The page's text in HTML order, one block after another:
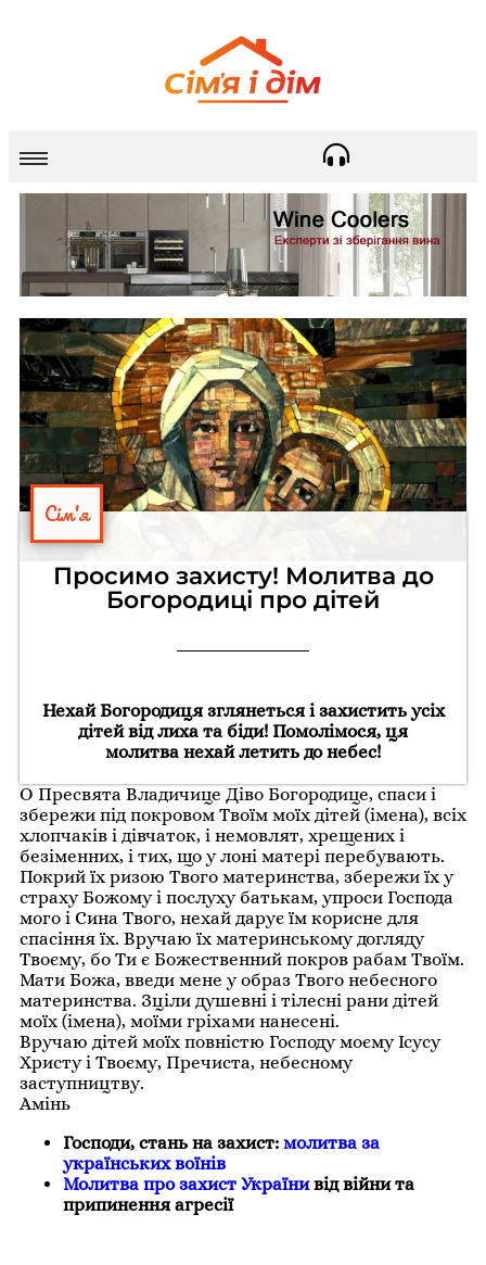
Сім'я
Просимо захисту! Молитва до
Богородиці про дітей
Нехай Богородиця зглянеться і захистить усіх
дітей від лиха та біди! Помолімося, ця
молитва нехай летить до небес!
О Пресвята Владичице Діво Богородице, спаси і
збережи під покровом Твоїм моїх дітей (імена), всіх
хлопчаків і дівчаток, і немовлят, хрещених і
безіменних, і тих, що у лоні матері перебувають.
Покрий їх ризою Твого материнства, збережи їх у
страху Божому і послуху батькам, yпроси Господа
мого і Сина Твого, нехай дарує їм корисне для
спасіння їх. Вручаю їх материнському догляду
Твоєму, бо Ти є Божественний покров рабам Твоїм.
Мати Божа, введи мене у образ Твого небесного
материнства. Зціли душевні і тілесні рани дітей
моїх (імена), моїми гріхами нанесені.
Вручаю дітей моїх повністю Господу моєму Ісусу
Христу і Твоєму, Пречиста, небесному
заступництву.
Амінь
Господи, стань на захист: молитва за
українських воїнів
Молитва про захист Українивід війни та
припинення агресії